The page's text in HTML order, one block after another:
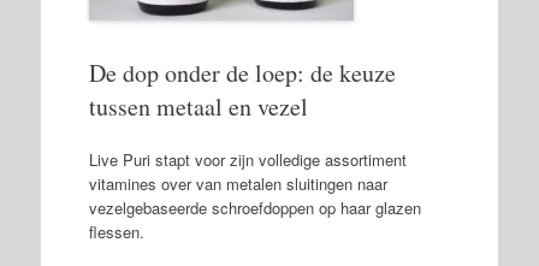
De dop onder de loep: de keuze
tussen metaal en vezel
Live Puri stapt voor zijn volledige assortiment
vitamines over van metalen sluitingen naar
vezelgebaseerde schroefdoppen op haar glazen
flessen.